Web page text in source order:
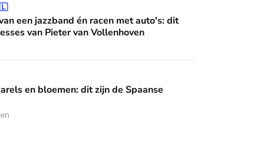
én racen met auto's: dit zijn de interesses van Pieter van
een jazzband én racen met auto's: dit
van Pieter van Vollenhoven
dit zijn de Spaanse diademen
en bloemen: dit zijn de Spaanse